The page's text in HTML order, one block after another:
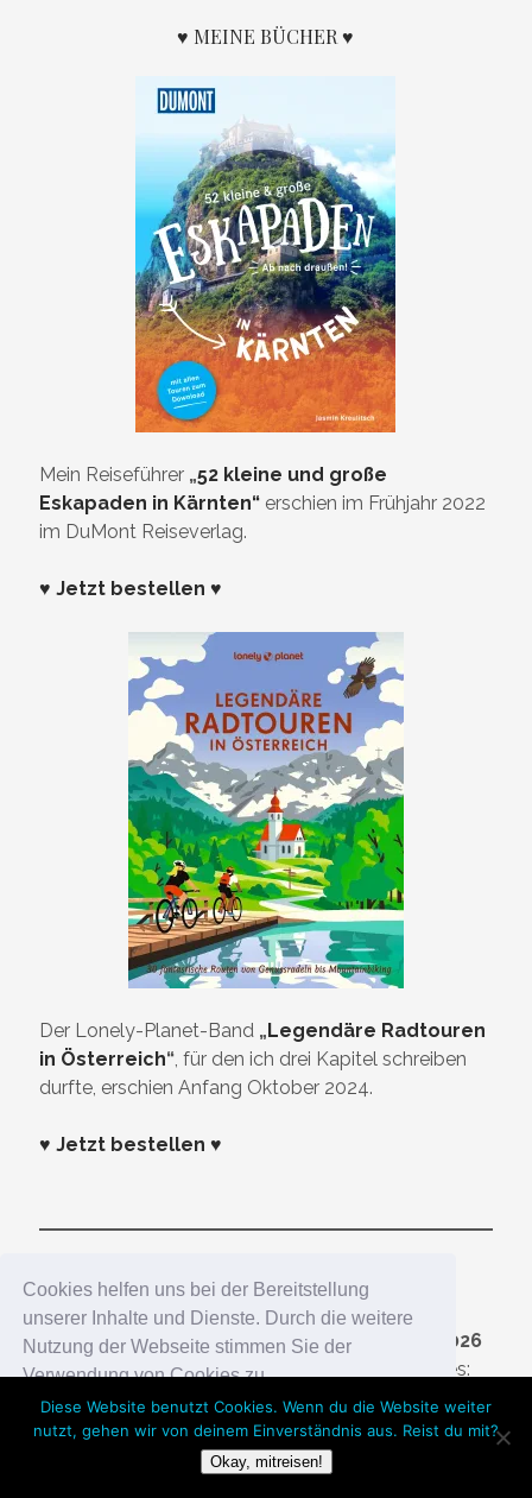
Cookies helfen uns bei der Bereitstellung
unserer Inhalte und Dienste. Durch die weitere
Nutzung der Webseite stimmen Sie der
Verwendung von Cookies zu.
Okay!
♥ MEINE BÜCHER ♥
Mein Reiseführer „52 kleine und große
Eskapaden in Kärnten“ erschien im Frühjahr 2022
im DuMont Reiseverlag.
♥ Jetzt bestellen ♥
Der Lonely-Planet-Band „Legendäre Radtouren
in Österreich“, für den ich drei Kapitel schreiben
durfte, erschien Anfang Oktober 2024.
♥ Jetzt bestellen ♥
Touristik-PR- und
Medien-Awards 2026
Reiseblog des Jahres:
Platz 36
Diese Website benutzt Cookies. Wenn du die Website weiter
nutzt, gehen wir von deinem Einverständnis aus. Reist du mit?
Okay, mitreisen!